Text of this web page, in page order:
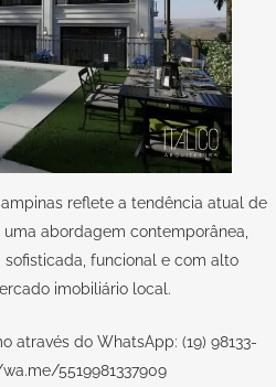
reflete a tendência atual de
abordagem contemporânea,
funcional e com alto
imobiliário local.
através do WhatsApp: (19) 98133-
5519981337909